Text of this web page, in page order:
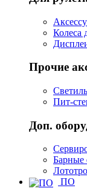
Колеса
Прочие
Пит-
Доп.
Барные
ПО